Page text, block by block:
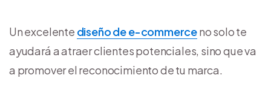
Un excelente diseño de e-commerceno solo te
ayudará a atraer clientes potenciales, sino que va
a promover el reconocimiento de tu marca.